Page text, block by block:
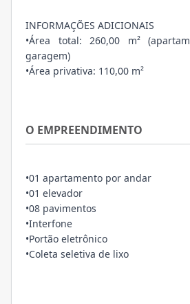
INFORMAÇÕES ADICIONAIS
•Área total: 260,00 m²
garagem)
•Área privativa: 110,00 m²
O EMPREENDIMENTO
•01 apartamento por andar
•01 elevador
•08 pavimentos
•Interfone
•Portão eletrônico
•Coleta seletiva de lixo